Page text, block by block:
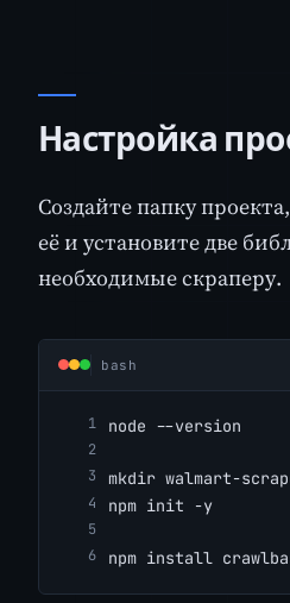
Настройка
Создайте папку
её и установите две
необходимые скраперу.
bash
node --version
mkdir walmart-
npm init -y
npm install